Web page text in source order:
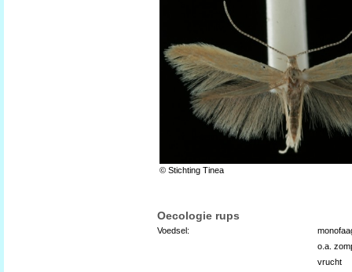
© Stichting Tinea
Oecologie rups
Voedsel:
o.a.
vrucht